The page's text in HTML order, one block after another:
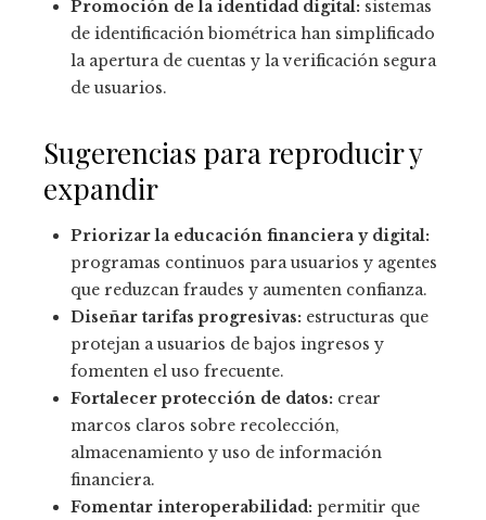
Promoción de la identidad digital: sistemas
de identificación biométrica han simplificado
la apertura de cuentas y la verificación segura
de usuarios.
Sugerencias para reproducir y
expandir
Priorizar la educación financiera y digital:
programas continuos para usuarios y agentes
que reduzcan fraudes y aumenten confianza.
Diseñar tarifas progresivas: estructuras que
protejan a usuarios de bajos ingresos y
fomenten el uso frecuente.
Fortalecer protección de datos: crear
marcos claros sobre recolección,
almacenamiento y uso de información
financiera.
Fomentar interoperabilidad: permitir que